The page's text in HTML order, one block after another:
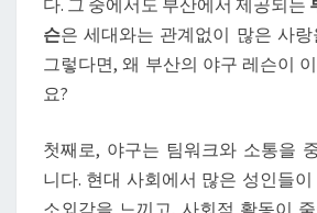
부
산
야
슨
이
다. 그 중에서도 부산에서 제공되는
슨은 세대와는 관계없이 많은 사
그렇다면, 왜 부산의 야구 레슨이
요?
첫째로, 야구는 팀워크와 소통을
니다. 현대 사회에서 많은 성인들
소외감을 느끼고, 사회적 활동이